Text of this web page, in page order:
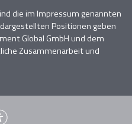
die im Impressum genannten
Positionen geben
Global GmbH und dem
Zusammenarbeit und